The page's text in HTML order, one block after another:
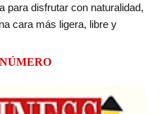
para disfrutar con naturalidad,
cara más ligera, libre y